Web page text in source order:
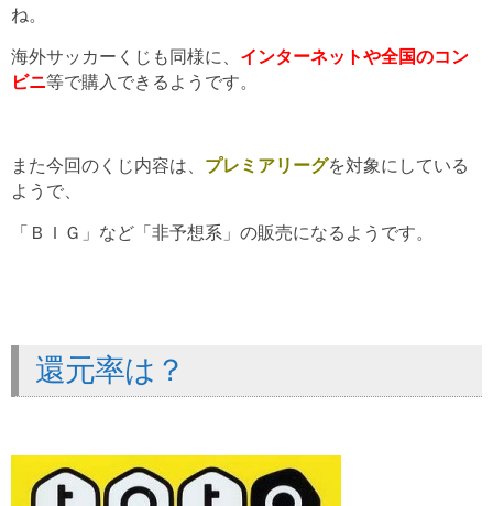
ね。
海外サッカーくじも同様に、 インターネットや全国のコン
ビニ等で購入できるようです。
また今回のくじ内容は、 プレミアリーグを対象にしている
ようで、
「ＢＩＧ」など「非予想系」の販売になるようです。
還元率は？